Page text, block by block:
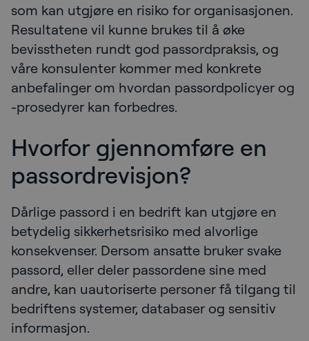
som kan utgjøre en risiko for organisasjonen.
Resultatene vil kunne brukes til å øke
bevisstheten rundt god passordpraksis, og
våre konsulenter kommer med konkrete
anbefalinger om hvordan passordpolicyer og
-prosedyrer kan forbedres.
Hvorfor gjennomføre en
passordrevisjon?
Dårlige passord i en bedrift kan utgjøre en
betydelig sikkerhetsrisiko med alvorlige
konsekvenser. Dersom ansatte bruker svake
passord, eller deler passordene sine med
andre, kan uautoriserte personer få tilgang til
bedriftens systemer, databaser og sensitiv
informasjon.